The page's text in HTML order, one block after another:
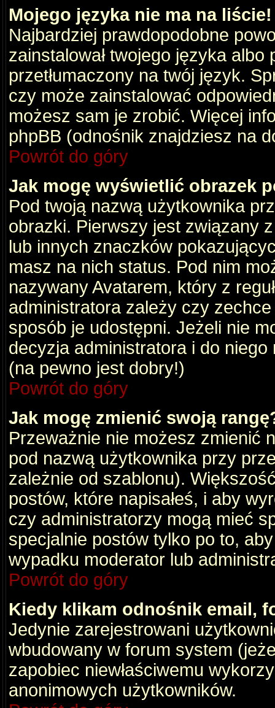
Mojego języka nie ma na liście!
Najbardziej prawdopodobne
zainstalował twojego języka albo
przetłumaczony na twój język.
czy może zainstalować
możesz sam je zrobić. Więcej
phpBB (odnośnik znajdziesz na
Powrót do góry
Jak mogę wyświetlić obrazek
Pod twoją nazwą użytkownika
obrazki. Pierwszy jest związany
lub innych znaczków
masz na nich status. Pod nim
nazywany Avatarem, który z
administratora zależy czy
sposób je udostępni. Jeżeli nie
decyzja administratora i do
(na pewno jest dobry!)
Powrót do góry
Jak mogę zmienić swoją
Przeważnie nie możesz zmienić
pod nazwą użytkownika przy
zależnie od szablonu).
postów, które napisałeś, i aby
czy administratorzy mogą mieć
specjalnie postów tylko po to,
wypadku moderator lub
Powrót do góry
Kiedy klikam odnośnik email,
Jedynie zarejestrowani
wbudowany w forum system
zapobiec niewłaściwemu
anonimowych użytkowników.